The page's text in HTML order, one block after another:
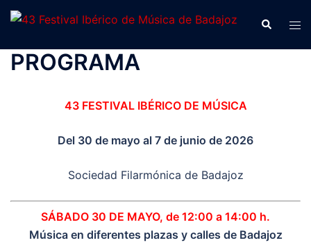
Saltar
Buscar
PROGRAMA
43 FESTIVAL IBÉRICO DE MÚSICA
Del 30 de mayo al 7 de junio de 2026
Sociedad Filarmónica de Badajoz
SÁBADO 30 DE MAYO, de 12:00 a 14:00 h.
Música en diferentes plazas y calles de Badajoz